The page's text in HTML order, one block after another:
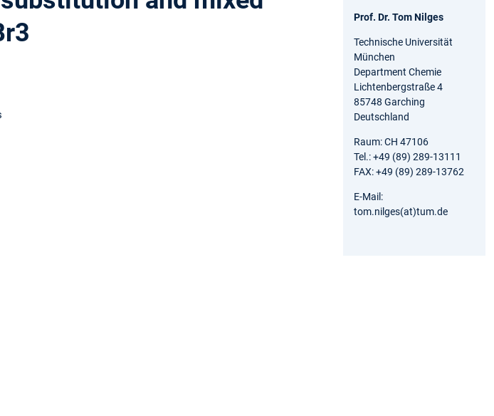
Prof. Dr. Tom Nilges
Technische Universität
München
Department Chemie
Lichtenbergstraße 4
85748 Garching
Deutschland
Raum: CH 47106
Tel.: +49 (89) 289-13111
FAX: +49 (89) 289-13762
E-Mail:
tom.nilges(at)tum.de